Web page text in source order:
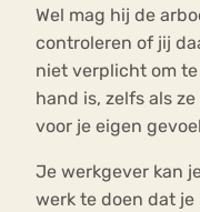
Wel mag hij de
controleren of jij
niet verplicht om
hand is, zelfs als
voor je eigen
Je werkgever kan
werk te doen dat